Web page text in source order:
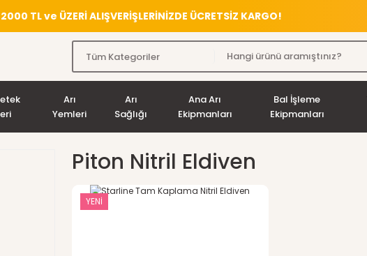
TL ve ÜZERİ ALIŞVERİŞLERİNİZDE ÜCRETSİZ KARGO!
Arı
Yemleri
Arı
Sağlığı
Ana Arı
Ekipmanları
Bal İşleme
Ekipmanları
Piton Nitril Eldiven
YENİ